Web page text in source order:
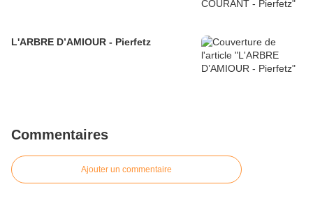
L'ARBRE D’AMIOUR - Pierfetz
Commentaires
Ajouter un commentaire